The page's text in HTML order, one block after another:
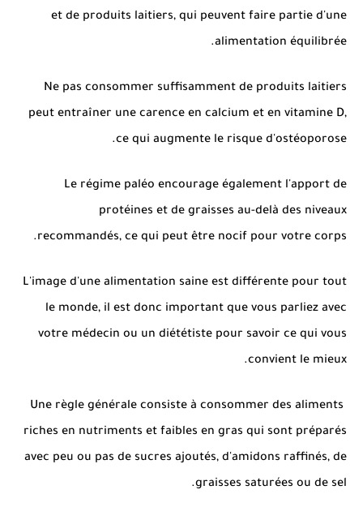
et de produits laitiers, qui peuvent faire partie d'une
alimentation équilibrée.
Ne pas consommer suffisamment de produits laitiers
peut entraîner une carence en calcium et en vitamine D,
ce qui augmente le risque d'ostéoporose.
Le régime paléo encourage également l'apport de
protéines et de graisses au-delà des niveaux
recommandés, ce qui peut être nocif pour votre corps.
L'image d'une alimentation saine est différente pour tout
le monde, il est donc important que vous parliez avec
votre médecin ou un diététiste pour savoir ce qui vous
convient le mieux.
Une règle générale consiste à consommer des aliments
riches en nutriments et faibles en gras qui sont préparés
avec peu ou pas de sucres ajoutés, d'amidons raffinés, de
graisses saturées ou de sel.